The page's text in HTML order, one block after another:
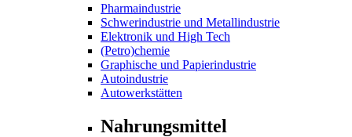
Pharmaindustrie
Schwerindustrie und Metallindustrie
Elektronik und High Tech
(Petro)chemie
Graphische und Papierindustrie
Autoindustrie
Autowerkstätten
Nahrungsmittel